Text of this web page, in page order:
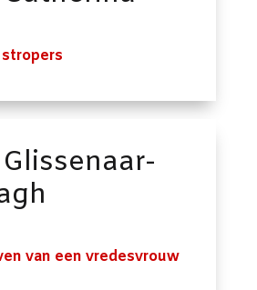
van een vredesvrouw